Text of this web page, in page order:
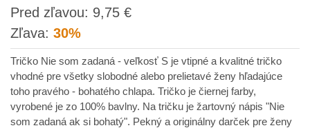
Pred zľavou: 9,75 €s
Zľava: 30%
Tričko Nie som zadaná - veľkosť S je vtipné a kvalitné tričko
vhodné pre všetky slobodné alebo prelietavé ženy hľadajúce
toho pravého - bohatého chlapa. Tričko je čiernej farby,
vyrobené je zo 100% bavlny. Na tričku je žartovný nápis "Nie
som zadaná ak si bohatý". Pekný a originálny darček pre ženy